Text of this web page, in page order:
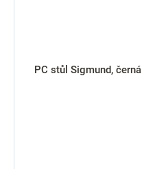
PC stůl Sigmund, černá